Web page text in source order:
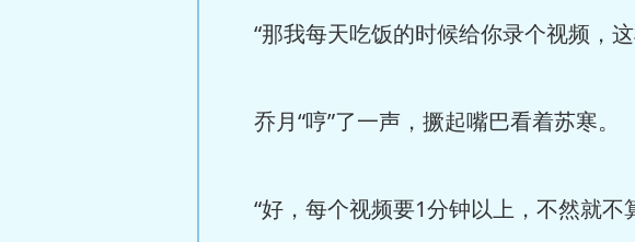
“那我每天吃饭的时候给你录个视频，
乔月“哼”了一声，撅起嘴巴看着苏寒。
“好，每个视频要1分钟以上，不然就不